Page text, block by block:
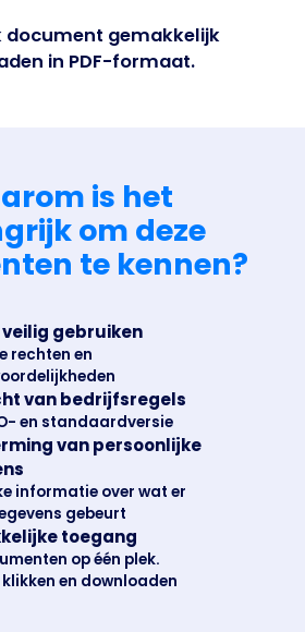
document gemakkelijk
in PDF-formaat.
is het
om deze
te kennen?
veilig gebruiken
rechten en
van bedrijfsregels
en standaardversie
van persoonlijke
informatie over wat er
gebeurt
toegang
op één plek.
klikken en downloaden